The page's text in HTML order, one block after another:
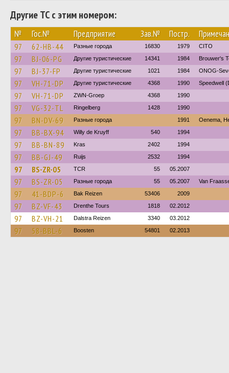
Другие ТС с этим номером:
№ Гос.№ Предприятие Зав.№ Постр.
97 62-HB-44 Разные города 16830 1979 CITO
97 BJ-06-PG Другие туристические 14341 1984 Brouwer's
97 BJ-37-FP Другие туристические 1021 1984 ONOG-
97 VH-71-DP Другие туристические 4368 1990 Speedwell
97 VH-71-DP ZWN-Groep 4368 1990
97 VG-32-TL Ringelberg 1428 1990
97 BN-DV-69 Разные города 1991 Oenema,
97 BB-BX-94 Willy de Kruyff 540 1994
97 BB-BN-89 Kras 2402 1994
97 BB-GJ-49 Ruijs 2532 1994
97 BS-ZR-05 TCR 55 05.2007
97 BS-ZR-05 Разные города 55 05.2007 Van
97 41-BDP-6 Bak Reizen 53406 2009
97 BZ-VF-43 Drenthe Tours 1818 02.2012
97 BZ-VH-21 Dalstra Reizen 3340 03.2012
97 58-BBL-6 Boosten 54801 02.2013